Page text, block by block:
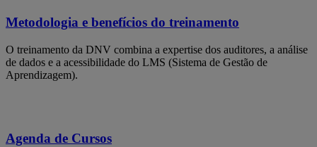
Metodologia e benefícios do treinamento
O treinamento da DNV combina a expertise dos auditores, a análise
de dados e a acessibilidade do LMS (Sistema de Gestão de
Aprendizagem).
Agenda de Cursos